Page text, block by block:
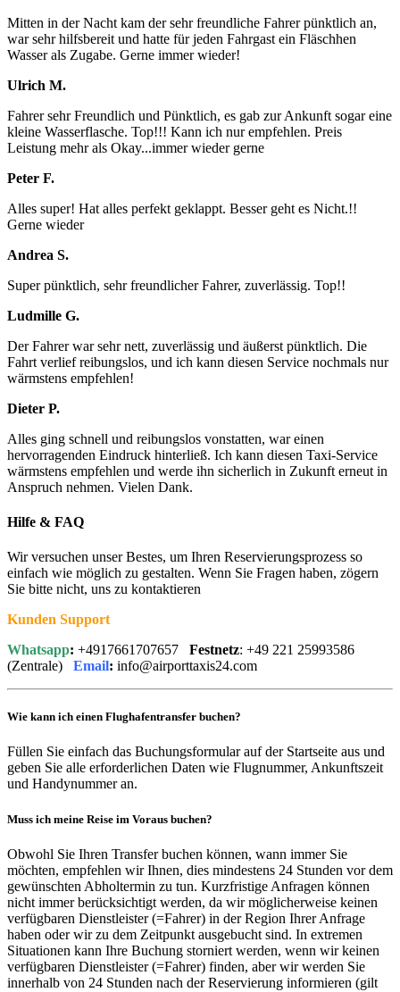
Mitten in der Nacht kam der sehr freundliche Fahrer pünktlich an,
war sehr hilfsbereit und hatte für jeden Fahrgast ein Fläschhen
Wasser als Zugabe. Gerne immer wieder!
Ulrich M.
Fahrer sehr Freundlich und Pünktlich, es gab zur Ankunft sogar eine
kleine Wasserflasche. Top!!! Kann ich nur empfehlen. Preis
Leistung mehr als Okay...immer wieder gerne
Peter F.
Alles super! Hat alles perfekt geklappt. Besser geht es Nicht.!!
Gerne wieder
Andrea S.
Super pünktlich, sehr freundlicher Fahrer, zuverlässig. Top!!
Ludmille G.
Der Fahrer war sehr nett, zuverlässig und äußerst pünktlich. Die
Fahrt verlief reibungslos, und ich kann diesen Service nochmals nur
wärmstens empfehlen!
Dieter P.
Alles ging schnell und reibungslos vonstatten, war einen
hervorragenden Eindruck hinterließ. Ich kann diesen Taxi-Service
wärmstens empfehlen und werde ihn sicherlich in Zukunft erneut in
Anspruch nehmen. Vielen Dank.
Hilfe & FAQ
Wir versuchen unser Bestes, um Ihren Reservierungsprozess so
einfach wie möglich zu gestalten. Wenn Sie Fragen haben, zögern
Sie bitte nicht, uns zu kontaktieren
Kunden Support
Whatsapp: +4917661707657 Festnetz: +49 221 25993586
(Zentrale) Email: info@airporttaxis24.com
Wie kann ich einen Flughafentransfer buchen?
Füllen Sie einfach das Buchungsformular auf der Startseite aus und
geben Sie alle erforderlichen Daten wie Flugnummer, Ankunftszeit
und Handynummer an.
Muss ich meine Reise im Voraus buchen?
Obwohl Sie Ihren Transfer buchen können, wann immer Sie
möchten, empfehlen wir Ihnen, dies mindestens 24 Stunden vor dem
gewünschten Abholtermin zu tun. Kurzfristige Anfragen können
nicht immer berücksichtigt werden, da wir möglicherweise keinen
verfügbaren Dienstleister (=Fahrer) in der Region Ihrer Anfrage
haben oder wir zu dem Zeitpunkt ausgebucht sind. In extremen
Situationen kann Ihre Buchung storniert werden, wenn wir keinen
verfügbaren Dienstleister (=Fahrer) finden, aber wir werden Sie
innerhalb von 24 Stunden nach der Reservierung informieren (gilt